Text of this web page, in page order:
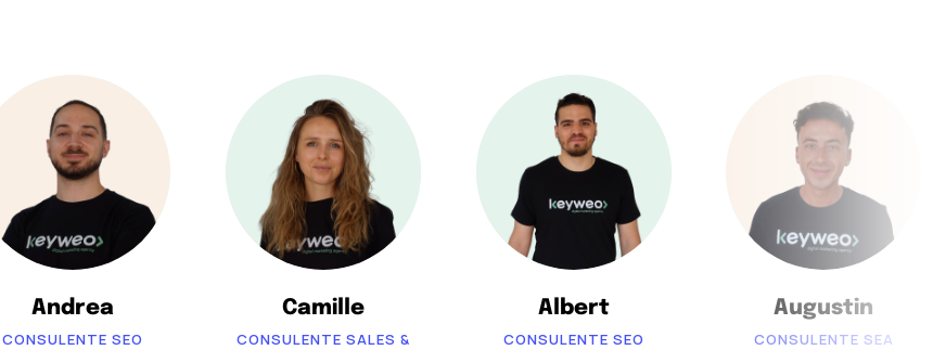
Andrea
CONSULENTE SEO
Camille
CONSULENTE SALES &
Albert
CONSULENTE SEO
Augustin
CONSULENTE SEA